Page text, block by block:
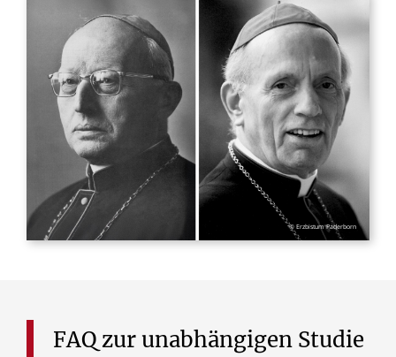
© Erzbistum Paderborn
FAQ zur unabhängigen Studie